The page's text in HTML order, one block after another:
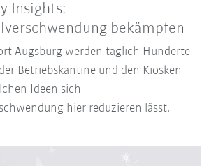
Insights:
bekämpfen
Augsburg werden täglich Hunderte
Betriebskantine und den Kiosken
Ideen sich
hier reduzieren lässt.